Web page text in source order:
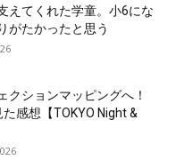
えてくれた学童。小6にな
がたかったと思う
クションマッピングへ！
感想【TOKYO Night &